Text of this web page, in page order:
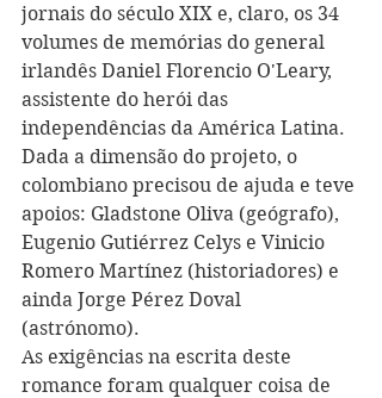
jornais do século XIX e, claro, os 34
volumes de memórias do general
irlandês Daniel Florencio O'Leary,
assistente do herói das
independências da América Latina.
Dada a dimensão do projeto, o
colombiano precisou de ajuda e teve
apoios: Gladstone Oliva (geógrafo),
Eugenio Gutiérrez Celys e Vinicio
Romero Martínez (historiadores) e
ainda Jorge Pérez Doval
(astrónomo).
As exigências na escrita deste
romance foram qualquer coisa de